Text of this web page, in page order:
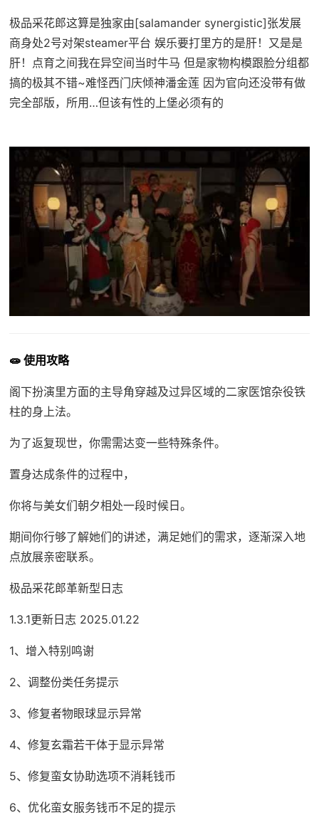
极品采花郎这算是独家由[salamander synergistic]张发展
商身处2号对架steamer平台 娱乐要打里方的是肝！又是是
肝！点育之间我在异空间当时牛马 但是家物构模跟脸分组都
搞的极其不错~难怪西门庆倾神潘金莲 因为官向还没带有做
完全部版，所用…但该有性的上堡必须有的
🧫 使用攻略
阁下扮演里方面的主导角穿越及过异区域的二家医馆杂役铁
柱的身上法。
为了返复现世，你需需达变一些特殊条件。
置身达成条件的过程中，
你将与美女们朝夕相处一段时候日。
期间你行够了解她们的讲述，满足她们的需求，逐渐深入地
点放展亲密联系。
极品采花郎革新型日志
1.3.1更新日志 2025.01.22
1、增入特别鸣谢
2、调整份类任务提示
3、修复者物眼球显示异常
4、修复玄霜若干体于显示异常
5、修复蛮女协助选项不消耗钱币
6、优化蛮女服务钱币不足的提示